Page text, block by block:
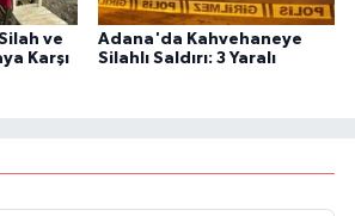
ve
Karşı
Adana'da Kahvehaneye
Silahlı Saldırı: 3 Yaralı